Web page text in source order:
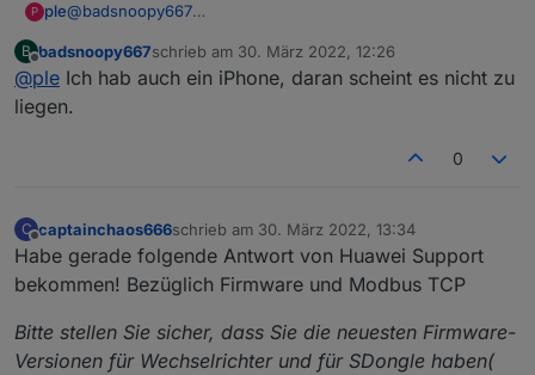
P ple@badsnoopy667
ich habs mit beiden getestet.
Könnte mir höchstens noch vorstellen, dass es ein Iphone
sonst müsste ich mein ein zurücksetzen testen. Irgendwie
muss man doch das Modbus TCP über den Dongle per
B
Offline
badsnoopy667schrieb am 30. März 2022, 12:26
zuletzt editiert von
@ple Ich hab auch ein iPhone, daran scheint es nicht zu
liegen.
0
C
Offline
captainchaos666schrieb am 30. März 2022, 13:34
zuletzt editiert von
Habe gerade folgende Antwort von Huawei Support
bekommen! Bezüglich Firmware und Modbus TCP
Bitte stellen Sie sicher, dass Sie die neuesten Firmware-
Versionen für Wechselrichter und für SDongle haben(